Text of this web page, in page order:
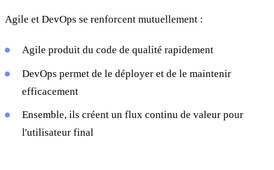
Agile et DevOps se renforcent mutuellement :
Agile produit du code de qualité rapidement
DevOps permet de le déployer et de le maintenir
efficacement
Ensemble, ils créent un flux continu de valeur pour
l'utilisateur final